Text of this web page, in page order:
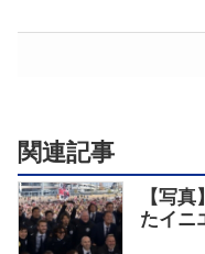
関連記事
【写
たイニ